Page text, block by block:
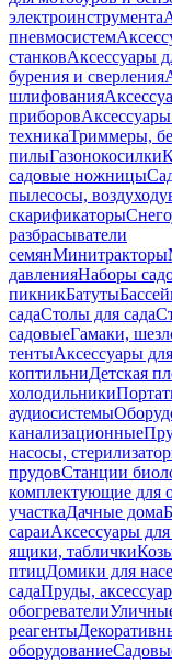
электроинструмента
пневмосистем
станковАксессуары
бурения и сверления
шлифования
приборов
техникаТриммеры,
пилыГазонокосилки
садовые ножницы
пылесосы,
скарификаторы
разбрасыватели
семянМинитракторы
давленияНаборы
пикникБатуты
садаСтолы для сада
садовыеГамаки,
тентыАксессуары
коптильниДетская
холодильники
аудиосистемы
канализационные
насосы,
прудовСтанции
комплектующие для
участкаДачные дома
сараиАксессуары для
ящики, таблички
птицДомики для
садаПруды,
обогреватели
реагенты
оборудование